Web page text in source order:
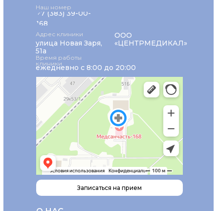
+7 (383) 39-00-
168
Наш номер
ежедневно с 8:00 до 20:00
Время работы
клиники
Адрес клиники
улица Новая Заря,
51а
ООО
«ЦЕНТРМЕДИКАЛ»
Записаться на прием